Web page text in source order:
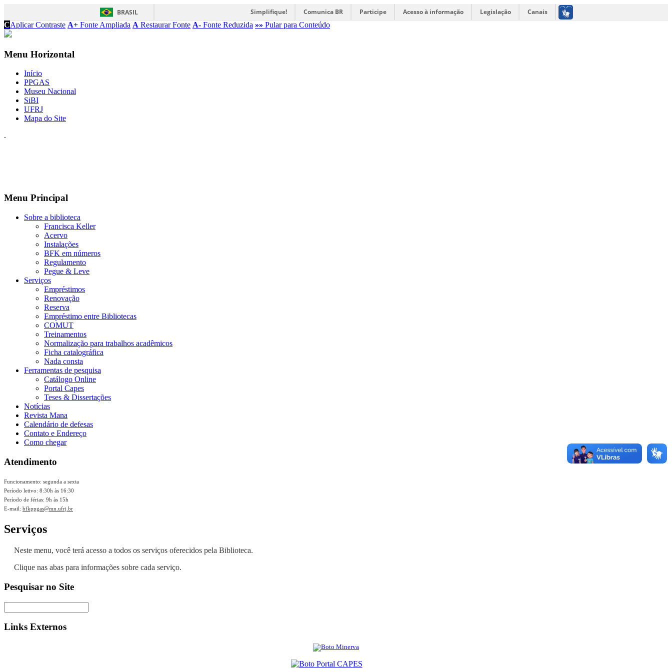
BRASIL Simplifique! Comunica BR Participe Acesso à informação Legislação
Canais
CAplicar Contraste A+ Fonte Ampliada A Restaurar Fonte A- Fonte Reduzida »» Pular para Conteúdo
Menu Horizontal
Início
PPGAS
Museu Nacional
SiBI
UFRJ
Mapa do Site
.
Menu Principal
Sobre a biblioteca
Francisca Keller
Acervo
Instalações
BFK em números
Regulamento
Pegue & Leve
Serviços
Empréstimos
Renovação
Reserva
Empréstimo entre Bibliotecas
COMUT
Treinamentos
Normalização para trabalhos acadêmicos
Ficha catalográfica
Nada consta
Ferramentas de pesquisa
Catálogo Online
Portal Capes
Teses & Dissertações
Notícias
Revista Mana
Calendário de defesas
Contato e Endereço
Como chegar
Atendimento
Funcionamento: segunda a sexta
Período letivo: 8:30h às 16:30
Período de férias: 9h às 15h
E-mail: bfkppgas@mn.ufrj.br
Serviços
Neste menu, você terá acesso a todos os serviços oferecidos pela Biblioteca.
Clique nas abas para informações sobre cada serviço.
Pesquisar no Site
Links Externos